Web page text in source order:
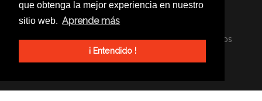
que obtenga la mejor experiencia en nuestro
sitio web. Aprende más
¡ Entendido !
Si necesita una empresa de gunitados, no dude
en llamarnos, nuestros técnicos estran encantados
de poder ayudarle, ya sea usted particular o
profesional.